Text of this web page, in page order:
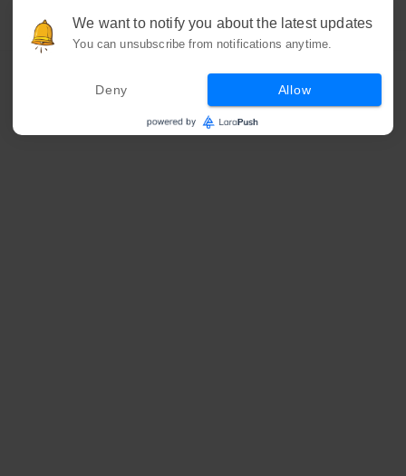
We want to notify you about the latest updates
You can unsubscribe from notifications anytime.
Deny Allow